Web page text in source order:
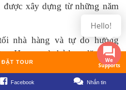
xây dựng từ những năm
nhà hàng và tự do hưởng
Hương và thả hoa đăng cầu
hạnh phúc (tự túc).
bữa ăn (sáng, trưa, tối), phí
ĐẶT TOUR
Facebook Nhắn tin
Hello!